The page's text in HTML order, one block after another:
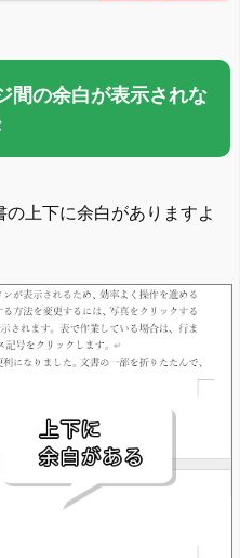
間の余白が表示されな
上下に余白がありますよ